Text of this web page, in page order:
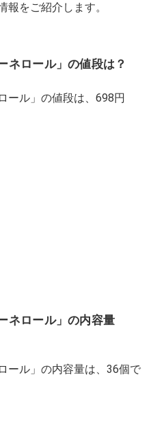
をご紹介します。
ネロール」の値段は？
ール」の値段は、698円
ネロール」の内容量
ール」の内容量は、36個で